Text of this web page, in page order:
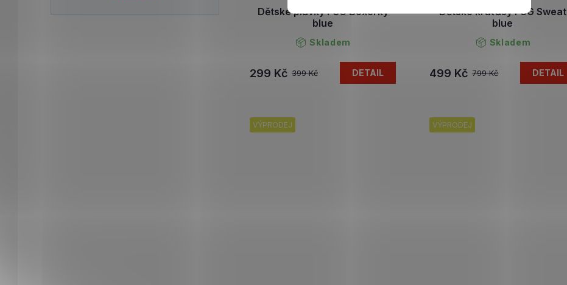
Dětské plavky PSG Boxerky
blue
Skladem
399 Kč
299 Kč DETAIL
Dětské kraťasy PSG Sweat
blue
Skladem
799 Kč
499 Kč DETAIL
VÝPRODEJ VÝPRODEJ